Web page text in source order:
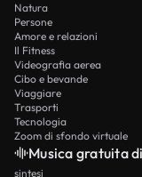
Natura
Persone
Amore e relazioni
Il Fitness
Videografia aerea
Cibo e bevande
Viaggiare
Trasporti
Tecnologia
Zoom di sfondo virtuale
Musica gratuita
sintesi